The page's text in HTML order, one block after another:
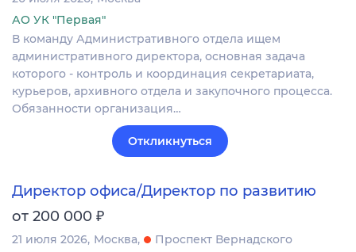
АО УК "Первая"
В команду Административного отдела ищем
административного директора, основная задача
которого - контроль и координация секретариата,
курьеров, архивного отдела и закупочного процесса.
Обязанности организация…
Откликнуться
Директор офиса/Директор по развитию
от 200 000 ₽
21 июля 2026 Москва
Проспект Вернадского